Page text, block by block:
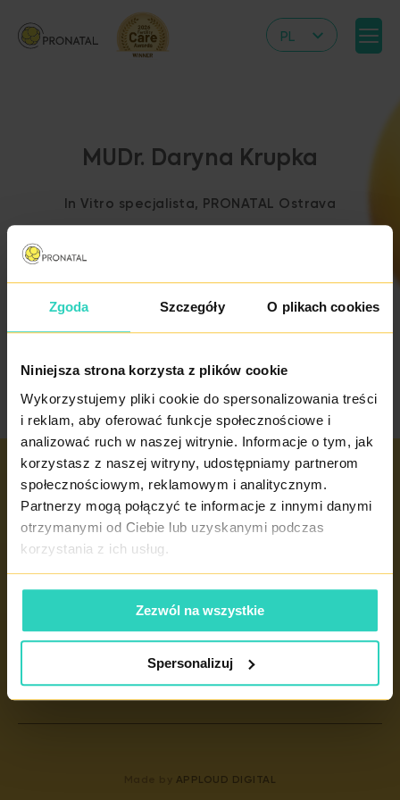
Zgoda Szczegóły O plikach cookies
Niniejsza strona korzysta z plików cookie
Wykorzystujemy pliki cookie do spersonalizowania treści
i reklam, aby oferować funkcje społecznościowe i
analizować ruch w naszej witrynie. Informacje o tym, jak
korzystasz z naszej witryny, udostępniamy partnerom
społecznościowym, reklamowym i analitycznym.
Partnerzy mogą połączyć te informacje z innymi danymi
otrzymanymi od Ciebie lub uzyskanymi podczas
korzystania z ich usług.
Zezwól na wszystkie
Spersonalizuj
PL
IT
HR
FR
MUDr. Daryna Krupka
In Vitro specjalista, PRONATAL Ostrava
ZPĚT NA VÝPIS
Ważne linki
IVF
ADOPCJA KOMÓREK JAJOWYCH
ZAMÓWIĆ
APPLOUD DIGITAL